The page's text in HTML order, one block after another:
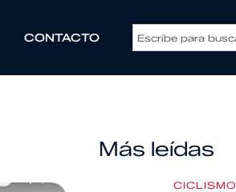
CONTACTO
Más leídas
CICLISMO